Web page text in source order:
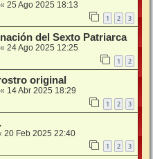
« 25 Ago 2025 18:13
1 2 3
del Sexto Patriarca
« 24 Ago 2025 12:25
1 2
original
« 14 Abr 2025 18:29
1 2 3
20 Feb 2025 22:40
1 2 3